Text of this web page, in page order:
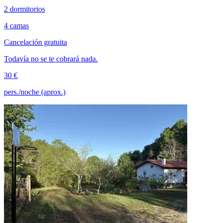
2 dormitorios
4 camas
Cancelación gratuita
Todavía no se te cobrará nada.
30 €
pers./noche (aprox.)